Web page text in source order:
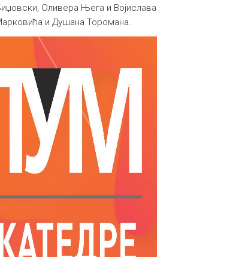
Оливера Њега и Војислава
и Душана Торомана.